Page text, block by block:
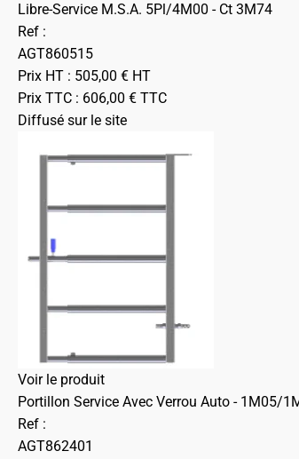
Libre-Service M.S.A. 5Pl/4M00 - Ct 3M74
Ref :
AGT860515
Prix HT : 505,00 € HT
Prix TTC : 606,00 € TTC
Diffusé sur le site
Voir le produit
Portillon Service Avec Verrou Auto - 1M05/
Ref :
AGT862401